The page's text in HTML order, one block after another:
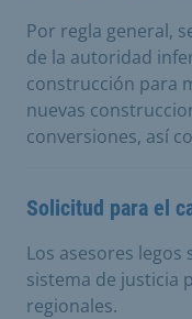
Por regla general,
de la autoridad
construcción para
nuevas
conversiones, así
Solicitud para el
Los asesores
sistema de justicia
regionales.